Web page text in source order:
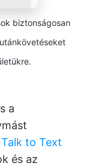
biztonságosan
a
Talk to Text
és az